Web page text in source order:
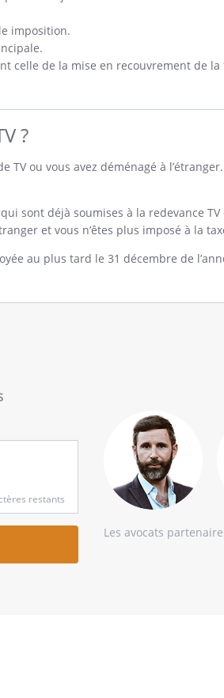
imposition.
celle de la mise en recouvrement de la
?
TV ou vous avez déménagé à
sont déjà soumises à la redevance TV
et vous n’êtes plus imposé à la
au plus tard le 31 décembre de
restants
Les avocats